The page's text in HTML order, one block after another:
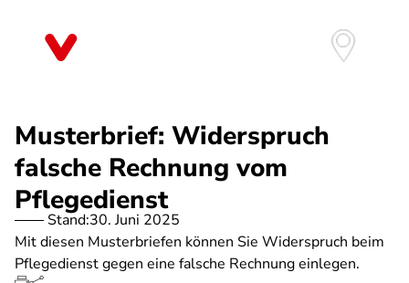
Musterbrief: Widerspruch
falsche Rechnung vom
Pflegedienst
Stand:30. Juni 2025
Mit diesen Musterbriefen können Sie Widerspruch beim
Pflegedienst gegen eine falsche Rechnung einlegen.